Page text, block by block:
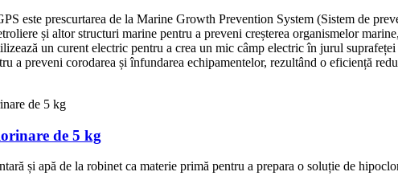
este prescurtarea de la Marine Growth Prevention System (Sistem de
și altor structuri marine pentru a preveni creșterea organismelor
un curent electric pentru a crea un mic câmp electric în jurul
a preveni corodarea și înfundarea echipamentelor, rezultând o eficiență
de 5 kg
și apă de la robinet ca materie primă pentru a prepara o soluție de